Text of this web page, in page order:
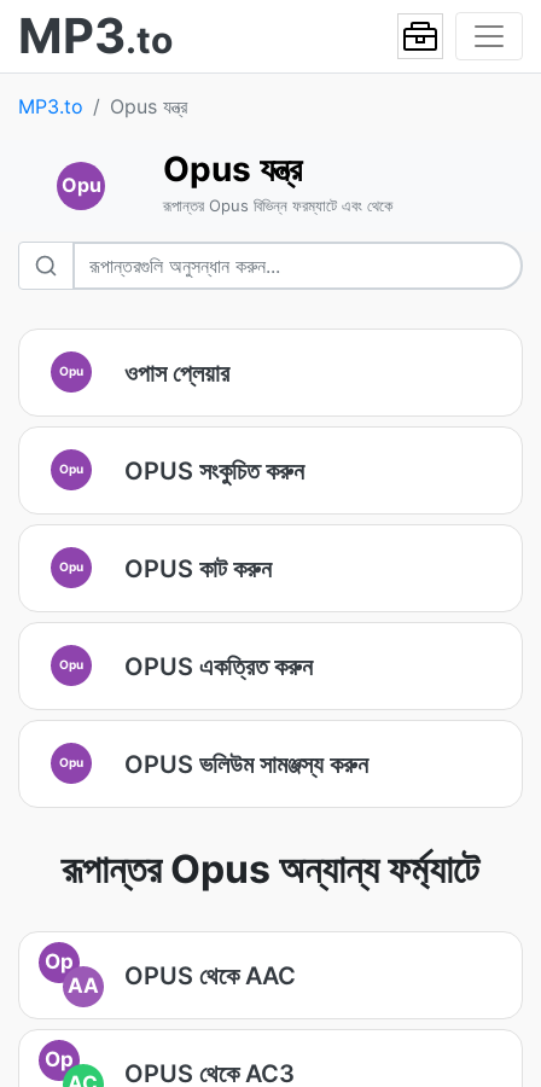
MP3.to
MP3.to Opus যন্ত্র
Opu Opus যন্ত্র
রূপান্তর Opus বিভিন্ন ফরম্যাটে এবং থেকে
Opu ওপাস প্লেয়ার
Opu OPUS সংকুচিত করুন
Opu OPUS কাট করুন
Opu OPUS একত্রিত করুন
Opu OPUS ভলিউম সামঞ্জস্য করুন
রূপান্তর Opus অন্যান্য ফর্ম্যাটে
Op
AA
OPUS থেকে AAC
Op
OPUS থেকে AC3